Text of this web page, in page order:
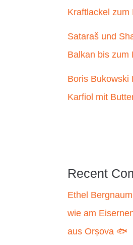
Kraftlackel zum
Sataraš und
Balkan bis zum
Boris Bukowski
Karfiol mit
Recent
Ethel Bergnaum
wie am
aus Orșova 🐟